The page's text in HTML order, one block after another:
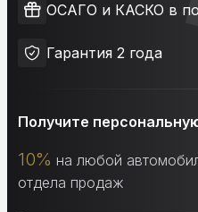
ОСАГО и КАСКО в
Гарантия 2 года
Получите
10% на любой
отдела продаж